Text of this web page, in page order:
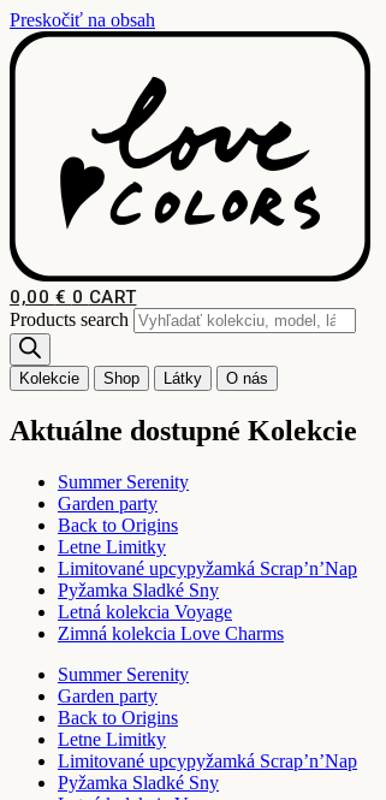
Preskočiť na obsah
0,00 € 0 CART
Products search
Kolekcie Shop Látky O nás
Aktuálne dostupné Kolekcie
Summer Serenity
Garden party
Back to Origins
Letne Limitky
Limitované upcypyžamká Scrap’n’Nap
Pyžamka Sladké Sny
Letná kolekcia Voyage
Zimná kolekcia Love Charms
Summer Serenity
Garden party
Back to Origins
Letne Limitky
Limitované upcypyžamká Scrap’n’Nap
Pyžamka Sladké Sny